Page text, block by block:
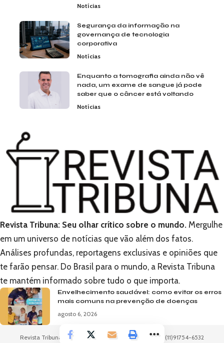
Notícias
Segurança da informação na
governança de tecnologia
corporativa
Notícias
Enquanto a tomografia ainda não vê
nada, um exame de sangue já pode
saber que o câncer está voltando
Notícias
Revista Tribuna: Seu olhar crítico sobre o mundo. Mergulhe
em um universo de notícias que vão além dos fatos.
Análises profundas, reportagens exclusivas e opiniões que
te farão pensar. Do Brasil para o mundo, a Revista Tribuna
te mantém informado sobre tudo o que importa.
Envelhecimento saudável: como evitar os erros
mais comuns na prevenção de doenças
agosto 6, 2026
Revista Tribuna -contato@revistatribuna.com.br- tel.(11)91754-6532